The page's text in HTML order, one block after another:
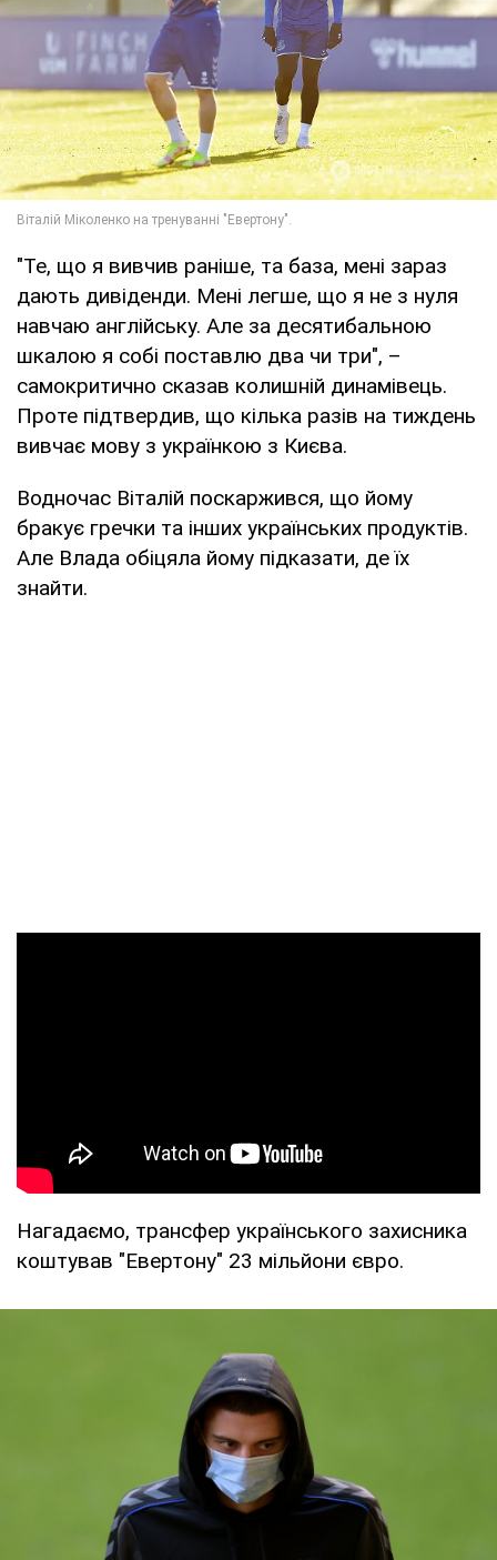
"Те, що я вивчив раніше, та база, мені зараз
дають дивіденди. Мені легше, що я не з нуля
навчаю англійську. Але за десятибальною
шкалою я собі поставлю два чи три", –
самокритично сказав колишній динамівець.
Проте підтвердив, що кілька разів на тиждень
вивчає мову з українкою з Києва.
Водночас Віталій поскаржився, що йому
бракує гречки та інших українських продуктів.
Але Влада обіцяла йому підказати, де їх
знайти.
Нагадаємо, трансфер українського захисника
коштував "Евертону" 23 мільйони євро.